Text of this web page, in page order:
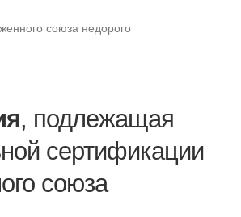
, подлежащая
сертификации
союза